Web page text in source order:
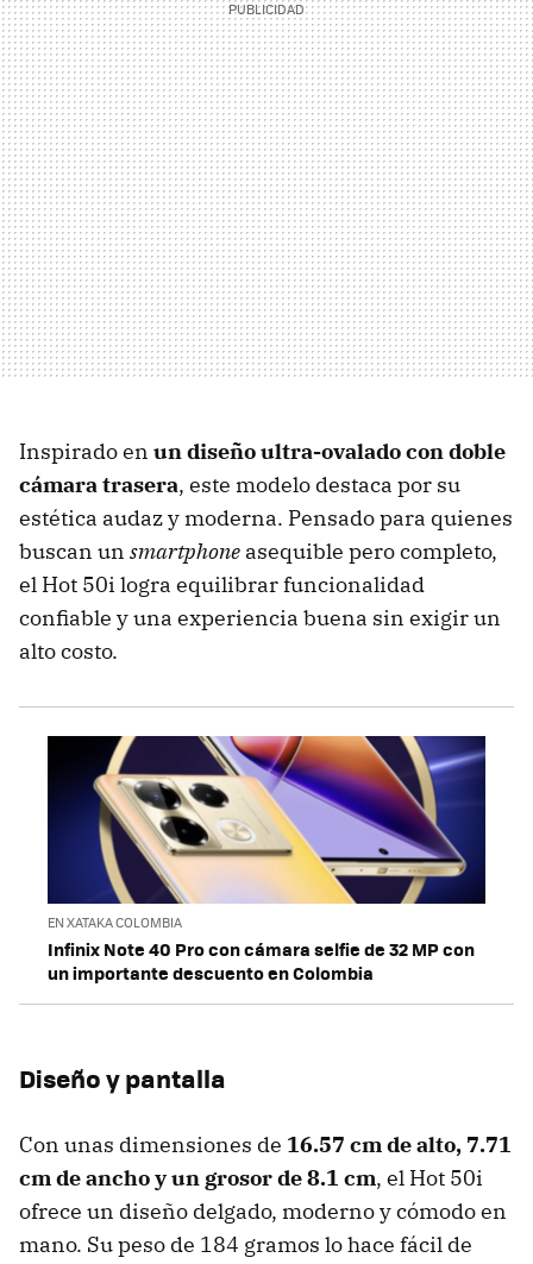
Inspirado en un diseño ultra-ovalado con doble
cámara trasera, este modelo destaca por su
estética audaz y moderna. Pensado para quienes
buscan un smartphone asequible pero completo,
el Hot 50i logra equilibrar funcionalidad
confiable y una experiencia buena sin exigir un
alto costo.
EN XATAKA COLOMBIA
Infinix Note 40 Pro con cámara selfie de 32 MP con
un importante descuento en Colombia
Diseño y pantalla
Con unas dimensiones de 16.57 cm de alto, 7.71
cm de ancho y un grosor de 8.1 cm, el Hot 50i
ofrece un diseño delgado, moderno y cómodo en
mano. Su peso de 184 gramos lo hace fácil de